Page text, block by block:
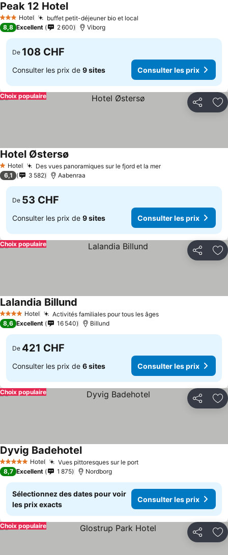
3 ÉtoilesHotel buffet petit-déjeuner bio et local
Peak 12 Hotel
8,8 Excellent 2 600 Viborg
De 108 CHF
Consulter les prix de 9 sites Consulter les prix
Partager
Choix populaire
1 Étoiles
Hotel Des vues panoramiques sur le fjord et la mer
Hotel Østersø
6,1 3 582 Aabenraa
De 53 CHF
Consulter les prix de 9 sites Consulter les prix
Partager
Choix populaire
4 Étoiles Hotel Activités familiales pour tous les âges
Lalandia Billund
8,6 Excellent 16 540 Billund
De 421 CHF
Consulter les prix de 6 sites Consulter les prix
Partager
Choix populaire
5 Étoiles Hotel Vues pittoresques sur le port
Dyvig Badehotel
8,7 Excellent 1 875 Nordborg
Sélectionnez des dates pour voir
les prix exacts
Consulter les prix
Partager
Choix populaire